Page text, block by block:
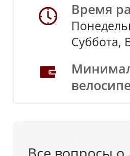
Время
Суббота,